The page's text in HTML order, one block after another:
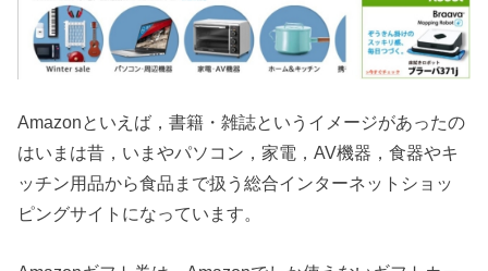
Amazonといえば，書籍・雑誌というイメージがあったの
はいまは昔，いまやパソコン，家電，AV機器，食器やキ
ッチン用品から食品まで扱う総合インターネットショッ
ピングサイトになっています。